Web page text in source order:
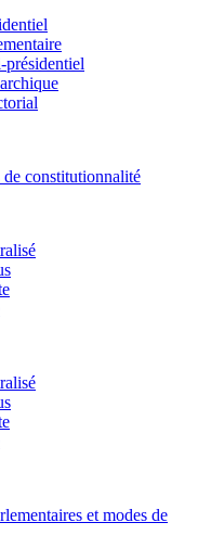
présidentiel
de constitutionnalité
et modes de